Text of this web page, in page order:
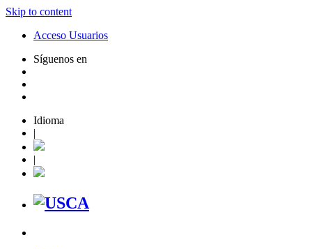
Skip to content
Acceso Usuarios
Síguenos en
Idioma
|
|